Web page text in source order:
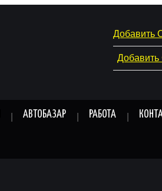
Добавить
АВТОБАЗАР РАБОТА